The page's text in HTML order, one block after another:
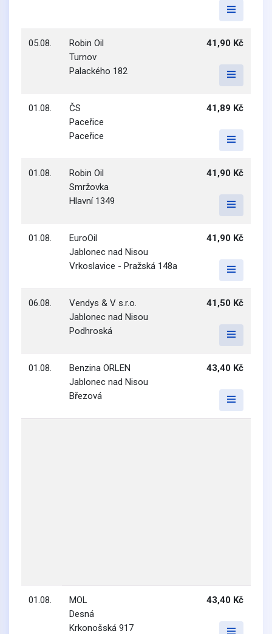
05.08.
Robin Oil
Turnov
Palackého 182
41,90 Kč
01.08.
ČS
Paceřice
Paceřice
41,89 Kč
01.08.
Robin Oil
Smržovka
Hlavní 1349
41,90 Kč
01.08.
EuroOil
Jablonec nad Nisou
Vrkoslavice - Pražská 148a
41,90 Kč
06.08.
Vendys & V s.r.o.
Jablonec nad Nisou
Podhroská
41,50 Kč
01.08.
Benzina ORLEN
Jablonec nad Nisou
Březová
43,40 Kč
01.08.
MOL
Desná
Krkonošská 917
43,40 Kč